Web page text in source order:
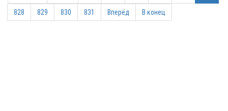
828 829 830 831 Вперёд В конец